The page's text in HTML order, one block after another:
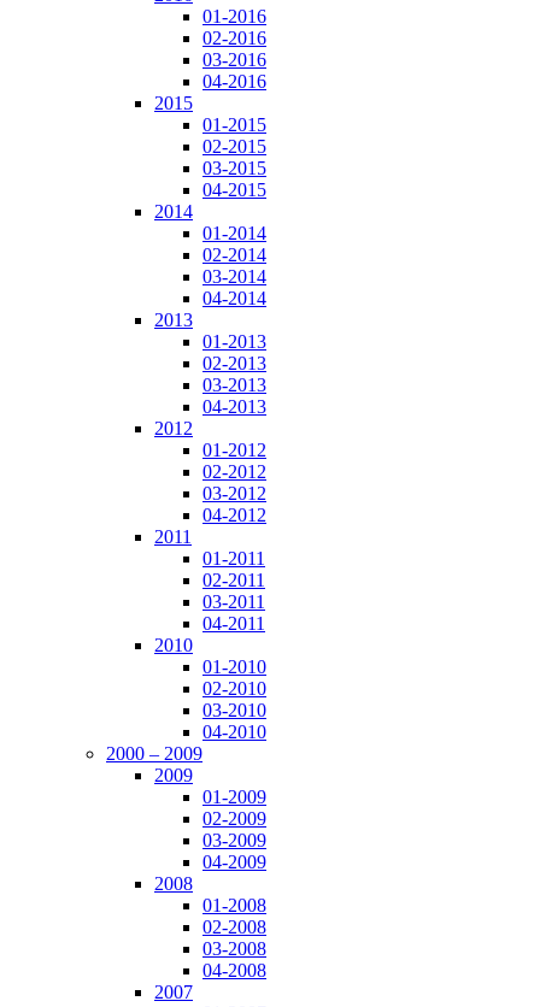
01-2016
02-2016
03-2016
04-2016
2015
01-2015
02-2015
03-2015
04-2015
2014
01-2014
02-2014
03-2014
04-2014
2013
01-2013
02-2013
03-2013
04-2013
2012
01-2012
02-2012
03-2012
04-2012
2011
01-2011
02-2011
03-2011
04-2011
2010
01-2010
02-2010
03-2010
04-2010
2000 – 2009
2009
01-2009
02-2009
03-2009
04-2009
2008
01-2008
02-2008
03-2008
04-2008
2007